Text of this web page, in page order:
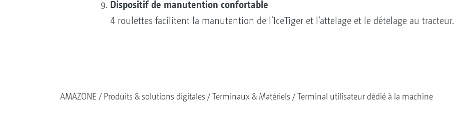
Dispositif de manutention confortable
4 roulettes facilitent la manutention de l’IceTiger et l’attelage et le dételage au tracteur.
AMAZONE Produits & solutions digitales Terminaux & Matériels Terminal utilisateur dédié à la machine